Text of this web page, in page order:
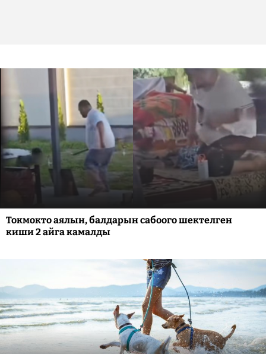
Токмокто аялын, балдарын сабоого шектелген
киши 2 айга камалды